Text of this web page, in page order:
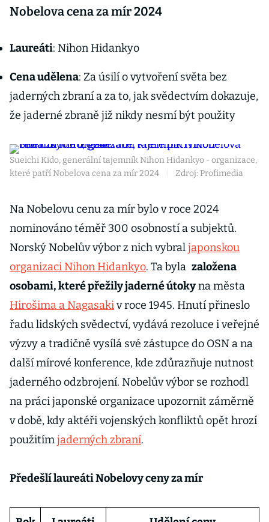
Nobelova cena za mír 2024
Laureáti: Nihon Hidankyo
Cena udělena: Za úsilí o vytvoření světa bez
jaderných zbraní a za to, jak svědectvím dokazuje,
že jaderné zbraně již nikdy nesmí být použity
Sueichi Kido, generální tajemník Nihon Hidankyo - organizace,
které patří Nobelova cena za mír 2024
Zdroj: Profimedia
Na Nobelovu cenu za mír bylo v roce 2024
nominováno téměř 300 osobností a subjektů.
Norský Nobelův výbor z nich vybraljaponskou
organizaci Nihon Hidankyo. Ta byla založena
osobami, které přežily jaderné útokyna města
Hirošima a Nagasakiv roce 1945. Hnutí přineslo
řadu lidských svědectví, vydává rezoluce i veřejné
výzvy a tradičně vysílá své zástupce do OSN a na
další mírové konference, kde zdůrazňuje nutnost
jaderného odzbrojení. Nobelův výbor se rozhodl
na práci japonské organizace upozornit záměrně
v době, kdy aktéři vojenských konfliktů opět hrozí
použitímjaderných zbraní.
Předešlí laureáti Nobelovy ceny za mír